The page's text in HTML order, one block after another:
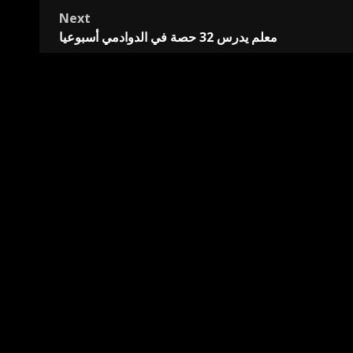
Next
معلم يدرس 32 حصة في الدوادمي أسبوعيا